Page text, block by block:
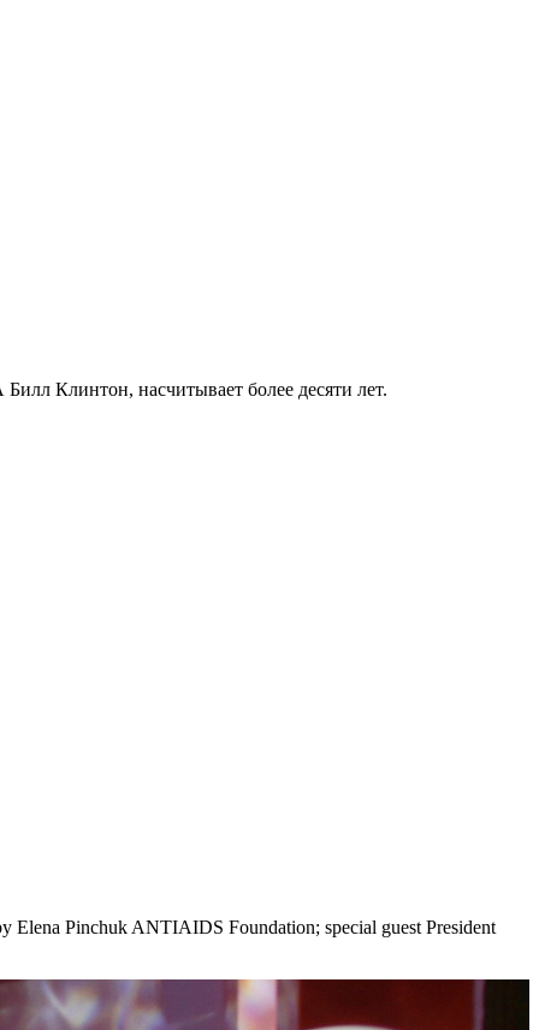
Клинтон, насчитывает более десяти лет.
Elena Pinchuk ANTIAIDS Foundation; special guest President